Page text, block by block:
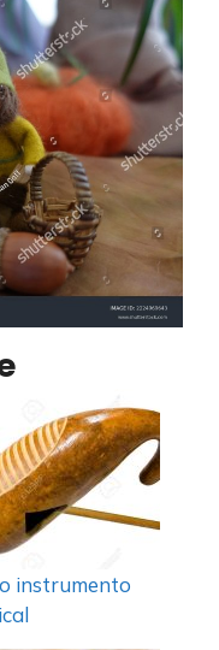
instrumento